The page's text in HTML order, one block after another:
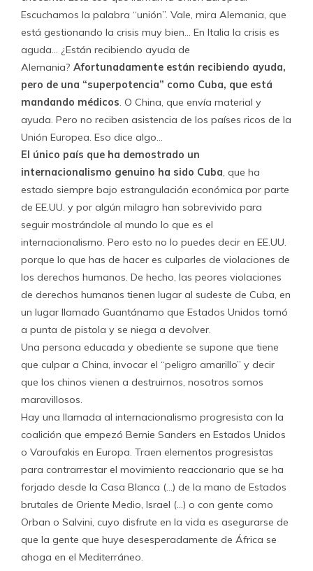
Escuchamos la palabra “unión”. Vale, mira Alemania, que
está gestionando la crisis muy bien… En Italia la crisis es
aguda… ¿Están recibiendo ayuda de
Alemania? Afortunadamente están recibiendo ayuda,
pero de una “superpotencia” como Cuba, que está
mandando médicos. O China, que envía material y
ayuda. Pero no reciben asistencia de los países ricos de la
Unión Europea. Eso dice algo…
El único país que ha demostrado un
internacionalismo genuino ha sido Cuba, que ha
estado siempre bajo estrangulación económica por parte
de EE.UU. y por algún milagro han sobrevivido para
seguir mostrándole al mundo lo que es el
internacionalismo. Pero esto no lo puedes decir en EE.UU.
porque lo que has de hacer es culparles de violaciones de
los derechos humanos. De hecho, las peores violaciones
de derechos humanos tienen lugar al sudeste de Cuba, en
un lugar llamado Guantánamo que Estados Unidos tomó
a punta de pistola y se niega a devolver.
Una persona educada y obediente se supone que tiene
que culpar a China, invocar el “peligro amarillo” y decir
que los chinos vienen a destruirnos, nosotros somos
maravillosos.
Hay una llamada al internacionalismo progresista con la
coalición que empezó Bernie Sanders en Estados Unidos
o Varoufakis en Europa. Traen elementos progresistas
para contrarrestar el movimiento reaccionario que se ha
forjado desde la Casa Blanca (…) de la mano de Estados
brutales de Oriente Medio, Israel (…) o con gente como
Orban o Salvini, cuyo disfrute en la vida es asegurarse de
que la gente que huye desesperadamente de África se
ahoga en el Mediterráneo.